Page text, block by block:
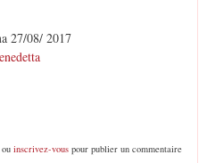
27/08/ 2017
inscrivez-vouspour publier un commentaire